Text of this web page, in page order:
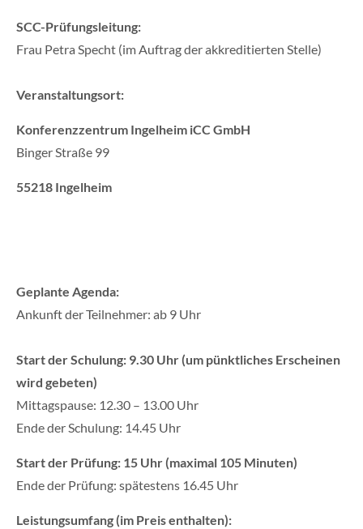
San Francisco, CA 94102
+44 1234 567 890
Drop us a line
info@yourdomain.com
About us
sociis natoque penatibus et magnis dis parturient
montes, nascetur ridiculus mus. Donec quam felis,
SCC-Prüfungsleitung:
Frau Petra Specht (im Auftrag der akkreditierten Stelle)
Veranstaltungsort:
Konferenzzentrum Ingelheim iCC GmbH
Binger Straße 99
55218 Ingelheim
Geplante Agenda:
Ankunft der Teilnehmer: ab 9 Uhr
Start der Schulung: 9.30 Uhr (um pünktliches Erscheinen
wird gebeten)
Mittagspause: 12.30 – 13.00 Uhr
Ende der Schulung: 14.45 Uhr
Start der Prüfung: 15 Uhr (maximal 105 Minuten)
Ende der Prüfung: spätestens 16.45 Uhr
Leistungsumfang (im Preis enthalten):